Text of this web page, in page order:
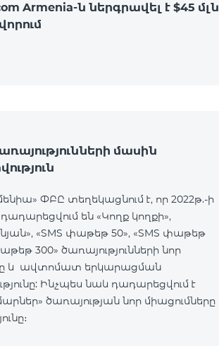
Armenia-ն ներգրավել է $45 մլն
մասին
ՓԲԸ տեղեկացնում է, որ 2022թ.-ի
դադարեցվում են «Կողք կողքի»,
«SMS փաթեթ 50», «SMS փաթեթ
300» ծառայությունների նոր
և ավտոմատ երկարացման
Ինչպես նաև դադարեցվում է
ծառայության նոր միացումները